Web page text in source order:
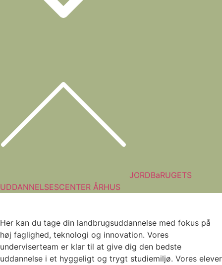
JORDBaRUGETS
UDDANNELSESCENTER ÅRHUS
Her kan du tage din landbrugsuddannelse med fokus på
høj faglighed, teknologi og innovation. Vores
underviserteam er klar til at give dig den bedste
uddannelse i et hyggeligt og trygt studiemiljø. Vores elever